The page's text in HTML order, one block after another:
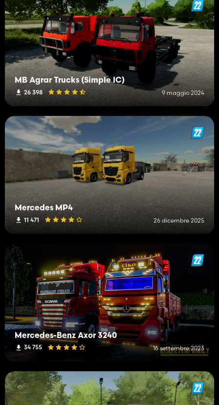
MB Agrar Trucks (Simple IC)
26 398 9 maggio 2024
Mercedes MP4
11 471 26 dicembre 2025
Mercedes-Benz Axor 3240
34 755 16 settembre 2023